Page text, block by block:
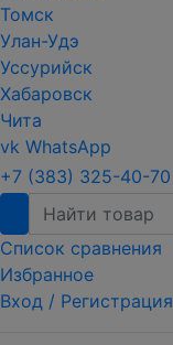
Томск
Улан-Удэ
Уссурийск
Хабаровск
Чита
vk WhatsApp
+7 (383) 325-40-70
Список сравнения
Избранное
Вход / Регистрация